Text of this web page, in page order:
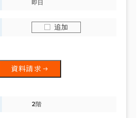
即日
追加
資料請求
2階